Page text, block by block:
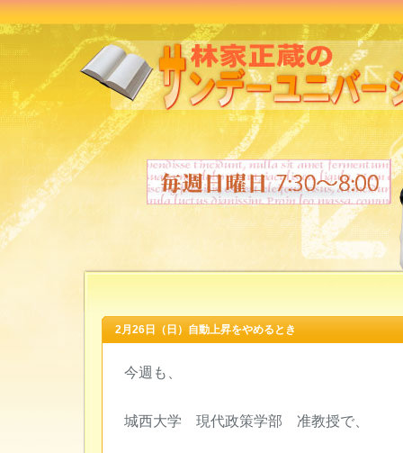
2月26日（日）自動上昇をやめるとき
今週も、
城西大学 現代政策学部 准教授で、